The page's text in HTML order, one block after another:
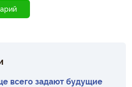
всего задают будущие